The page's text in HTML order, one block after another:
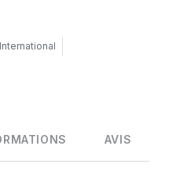
International
AVIS